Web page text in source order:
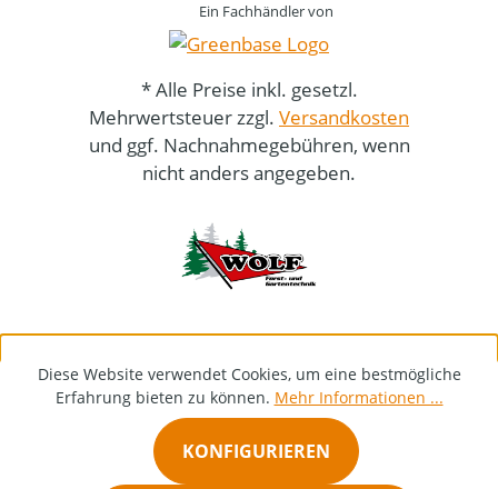
Ein Fachhändler von
* Alle Preise inkl. gesetzl.
Mehrwertsteuer zzgl. Versandkosten
und ggf. Nachnahmegebühren, wenn
nicht anders angegeben.
Diese Website verwendet Cookies, um eine bestmögliche
Erfahrung bieten zu können. Mehr Informationen ...
KONFIGURIEREN